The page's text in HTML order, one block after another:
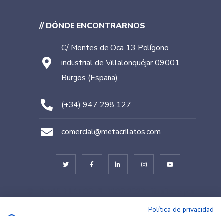
// DÓNDE ENCONTRARNOS
C/ Montes de Oca 13 Polígono
industrial de Villalonquéjar 09001
Burgos (España)
(+34) 947 298 127
comercial@metacrilatos.com
Política de privacidad